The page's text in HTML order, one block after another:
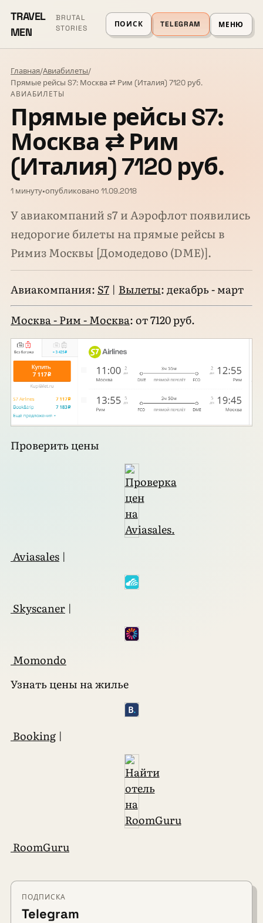
TRAVEL
MEN
BRUTAL
STORIES
ПОИСК TELEGRAM МЕНЮ
Главная/Авиабилеты/
Прямые рейсы S7: Москва ⇄ Рим (Италия) 7120 руб.
АВИАБИЛЕТЫ
Прямые рейсы S7:
Москва ⇄ Рим
(Италия) 7120 руб.
1 минуту•опубликовано 11.09.2018
У авиакомпаний s7 и Аэрофлот появились
недорогие билеты на прямые рейсы в
Римиз Москвы [Домодедово (DME)].
Авиакомпания: S7 | Вылеты: декабрь - март
Москва - Рим - Москва: от 7120 руб.
Проверить цены
Aviasales |
Skyscaner |
Momondo
Узнать цены на жилье
Booking |
RoomGuru
ПОДПИСКА
Telegram